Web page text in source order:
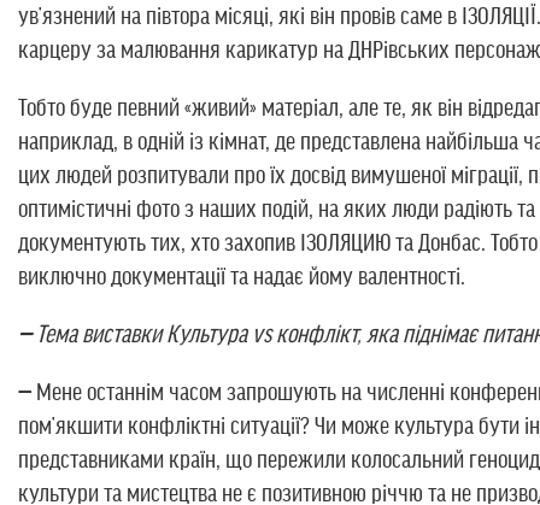
ув’язнений на півтора місяці, які він провів саме в
карцеру за малювання карикатур на ДНРівських
Тобто буде певний «живий» матеріал, але те, як він
наприклад, в одній із кімнат, де представлена
цих людей розпитували про їх досвід вимушеної міграції,
оптимістичні фото з наших подій, на яких люди радіють
документують тих, хто захопив ІЗОЛЯЦИЮ та Донбас.
виключно документації та надає йому валентності.
— Тема виставки Культура vs конфлікт, яка піднімає
— Мене останнім часом запрошують на численні
пом’якшити конфліктні ситуації? Чи може культура
представниками країн, що пережили колосальний
культури та мистецтва не є позитивною річчю та не